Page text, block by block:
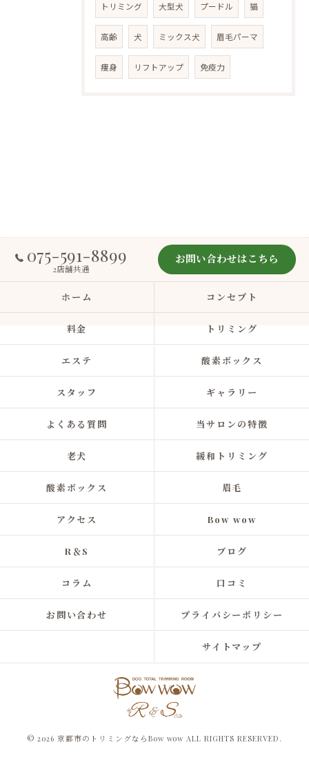
トリミング 大型犬 プードル 猫
高齢 犬 ミックス犬 眉毛パーマ
痩身 リフトアップ 免疫力
075-591-8899
2店舗共通
お問い合わせはこちら
ホーム コンセプト
料金 トリミング
エステ 酸素ボックス
スタッフ ギャラリー
よくある質問 当サロンの特徴
老犬 緩和トリミング
酸素ボックス 眉毛
アクセス Bow wow
R＆S ブログ
コラム 口コミ
お問い合わせ プライバシーポリシー
サイトマップ
© 2026 京都市のトリミングならBow wow ALL RIGHTS RESERVED.